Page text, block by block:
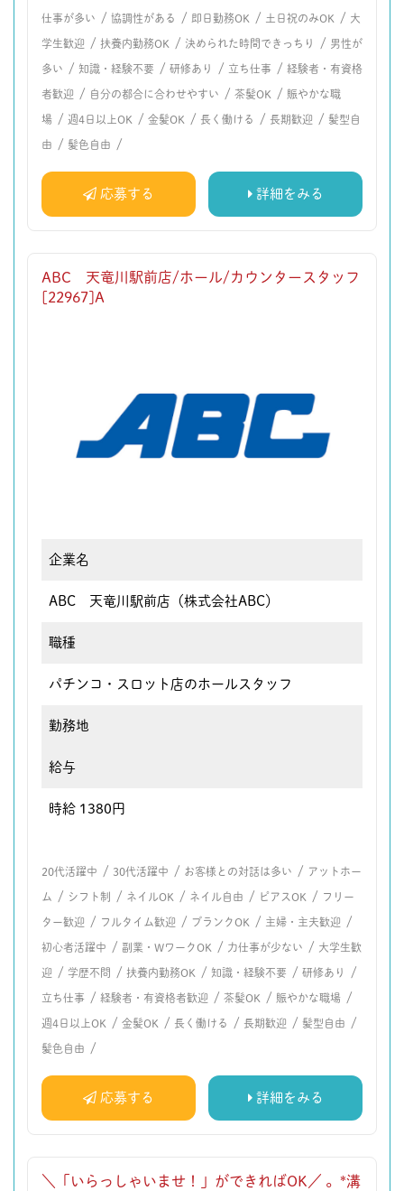
仕事が多い / 協調性がある / 即日勤務OK / 土日祝のみOK / 大
学生歓迎 / 扶養内勤務OK / 決められた時間できっちり / 男性が
多い / 知識・経験不要 / 研修あり / 立ち仕事 / 経験者・有資格
者歓迎 / 自分の都合に合わせやすい / 茶髪OK / 賑やかな職
場 / 週4日以上OK / 金髪OK / 長く働ける / 長期歓迎 / 髪型自
由 / 髪色自由 /
応募する 詳細をみる
ABC 天竜川駅前店/ホール/カウンタースタッフ
[22967]A
企業名
ABC 天竜川駅前店（株式会社ABC）
職種
パチンコ・スロット店のホールスタッフ
勤務地
給与
時給 1380円
20代活躍中 / 30代活躍中 / お客様との対話は多い / アットホー
ム / シフト制 / ネイルOK / ネイル自由 / ピアスOK / フリー
ター歓迎 / フルタイム歓迎 / ブランクOK / 主婦・主夫歓迎 /
初心者活躍中 / 副業・WワークOK / 力仕事が少ない / 大学生歓
迎 / 学歴不問 / 扶養内勤務OK / 知識・経験不要 / 研修あり /
立ち仕事 / 経験者・有資格者歓迎 / 茶髪OK / 賑やかな職場 /
週4日以上OK / 金髪OK / 長く働ける / 長期歓迎 / 髪型自由 /
髪色自由 /
応募する 詳細をみる
＼「いらっしゃいませ！」ができればOK／ 。*溝